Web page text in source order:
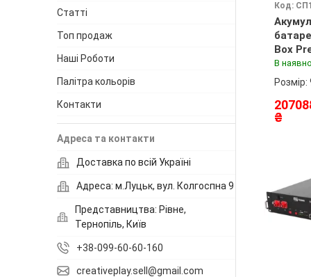
Статті
Топ продаж
Наші Роботи
Палітра кольорів
Контакти
Адреса та контакти
Доставка по всій Україні
Адреса: м.Луцьк, вул. Колгоспна 9
Представництва: Рівне,
Тернопіль, Київ
+38-099-60-60-160
creativeplay.sell@gmail.com
Код:
Box
В
₴